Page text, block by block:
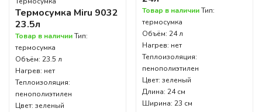
Термосумка Miru 9032
23.5л
Товар в наличииТип:
термосумка
Объём: 23.5 л
Нагрев: нет
Теплоизоляция:
пенополиэтилен
Цвет: зеленый
Товар в наличииТип:
термосумка
Объём: 24 л
Нагрев: нет
Теплоизоляция:
пенополиэтилен
Цвет: зеленый
Длина: 24 см
Ширина: 23 см